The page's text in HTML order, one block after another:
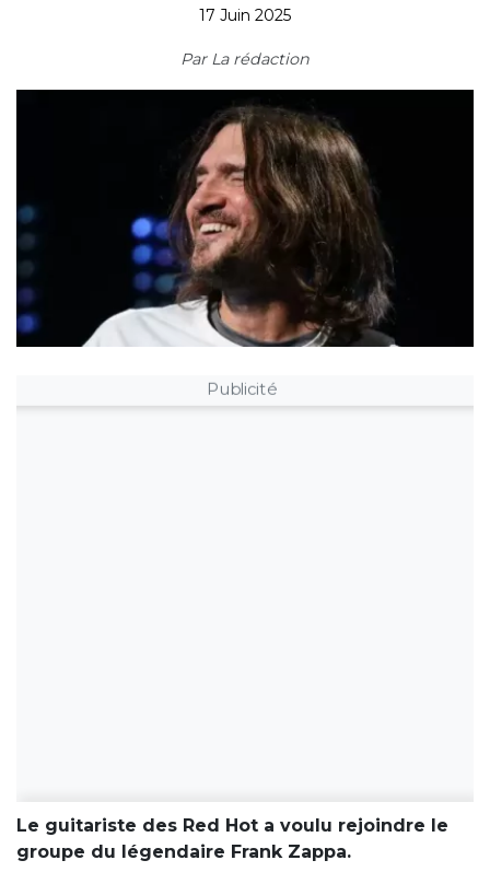
17 Juin 2025
Par La rédaction
Publicité
Le guitariste des Red Hot a voulu rejoindre le
groupe du légendaire Frank Zappa.